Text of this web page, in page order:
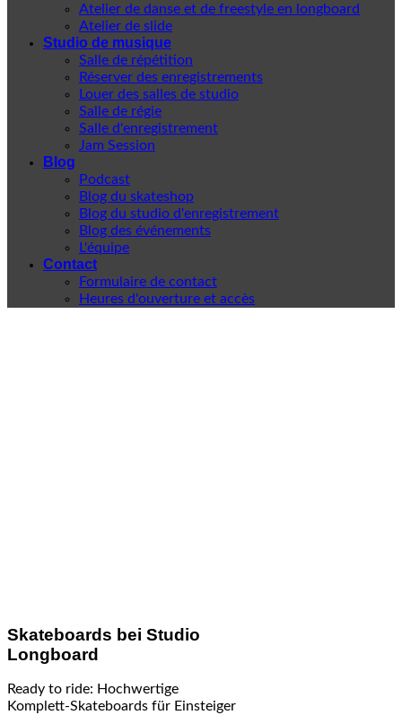
Atelier de danse et de freestyle en longboard
Atelier de slide
Studio de musique
Salle de répétition
Réserver des enregistrements
Louer des salles de studio
Salle de régie
Salle d'enregistrement
Jam Session
Blog
Podcast
Blog du skateshop
Blog du studio d'enregistrement
Blog des événements
L'équipe
Contact
Formulaire de contact
Heures d'ouverture et accès
Skateboards bei Studio
Longboard
Ready to ride: Hochwertige
Komplett-Skateboards für Einsteiger